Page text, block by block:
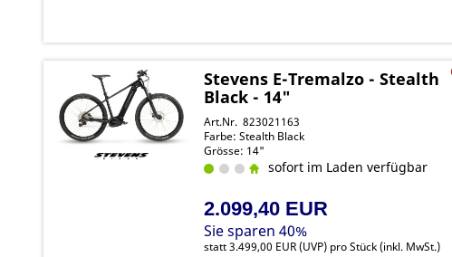
Stevens E-Tremalzo - Stealth
Black - 14"
Art.Nr. 823021163
Farbe: Stealth Black
Grösse: 14"
sofort im Laden verfügbar
2.099,40 EUR
Sie sparen 40%
statt3.499,00 EUR(UVP) pro Stück (inkl. MwSt.)